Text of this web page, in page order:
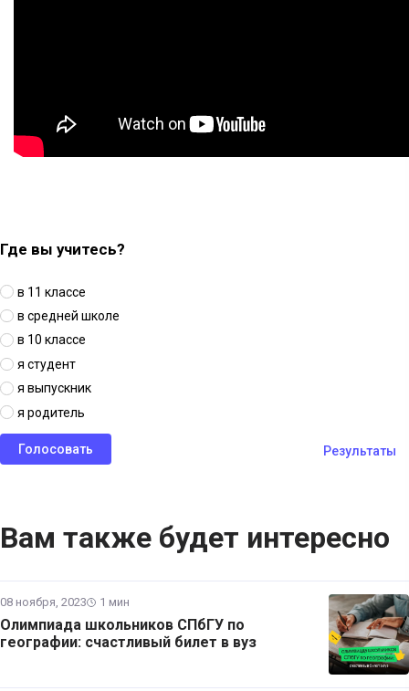
Где вы учитесь?
в 11 классе
в средней школе
в 10 классе
я студент
я выпускник
я родитель
Результаты
Вам также будет интересно
08 ноября, 2023 1 мин
Олимпиада школьников СПбГУ по
географии: счастливый билет в вуз